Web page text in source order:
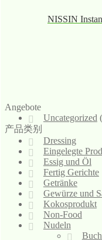
NISSIN
Angebote
Uncategorized
产品类别
Dressing
Eingelegte
Essig und Öl
Fertig Gerichte
Getränke
Gewürze und
Kokosprodukt
Non-Food
Nudeln